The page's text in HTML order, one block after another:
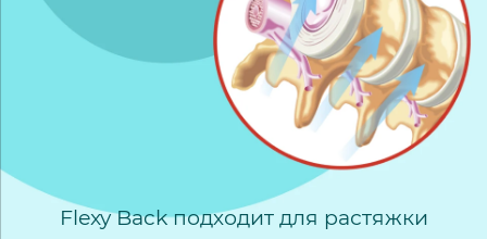
Flexy Back подходит для растяжки